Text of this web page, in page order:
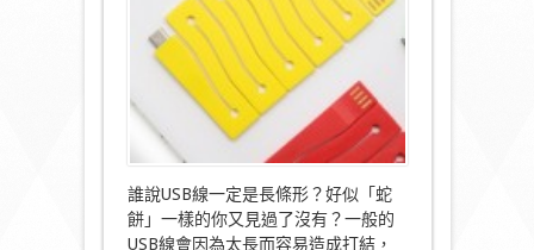
線
伸
縮
自
如
唔
驚
打
結〉
中
誰說USB線一定是長條形？好似「蛇
餅」一樣的你又見過了沒有？一般的
USB線會因為太長而容易造成打結，